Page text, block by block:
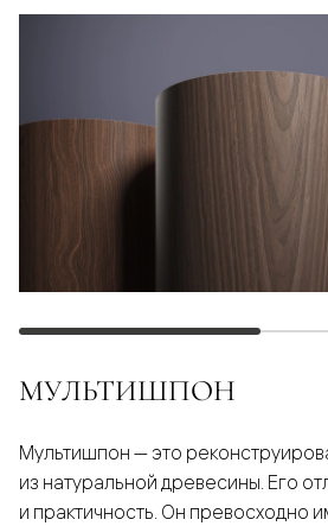
МУЛЬТИШПОН
Мультишпон — это
из натуральной древесины. Его
и практичность. Он превосходно